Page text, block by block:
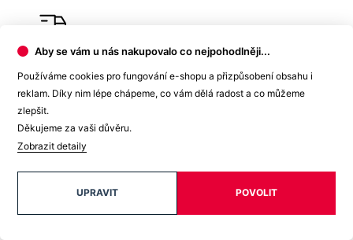
Garance
99% spokojenostna Heurece
Aby se vám u nás nakupovalo co nejpohodlněji...
Používáme cookies pro fungování e-shopu a přizpůsobení obsahu i
reklam. Díky nim lépe chápeme, co vám dělá radost a co můžeme
zlepšit.
Děkujeme za vaši důvěru.
Zobrazit detaily
POVOLIT
UPRAVIT